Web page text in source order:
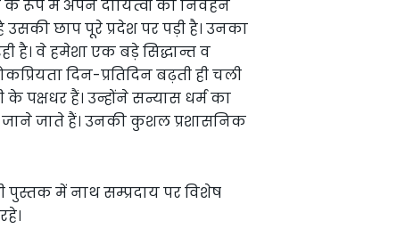
रूप में अपने दायित्वों का निर्वहन
उसकी छाप पूरे प्रदेश पर पड़ी है। उनका
है। वे हमेशा एक बड़े सिद्धान्त व
दिन-प्रतिदिन बढ़ती ही चली
के पक्षधर हैं। उन्होंने सन्यास धर्म का
जाते हैं। उनकी कुशल प्रशासनिक
पुस्तक में नाथ सम्प्रदाय पर विशेष